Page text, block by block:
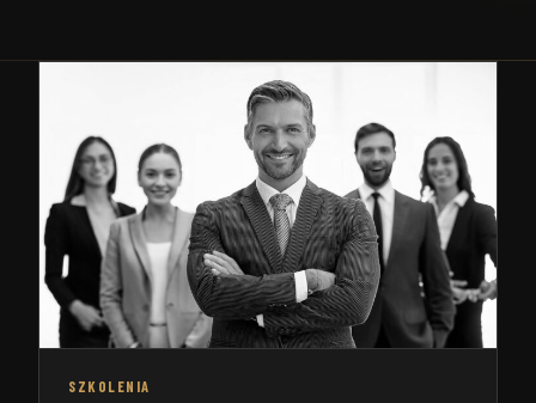
SZKOLENIA